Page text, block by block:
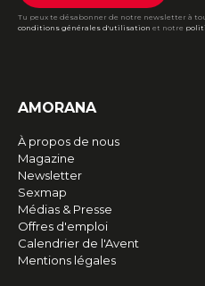
Tu peux te désabonner de notre newsletter à
conditions générales d'utilisation et notre
AMORANA
À propos de nous
Magazine
Newsletter
Sexmap
Médias & Presse
Offres d'emploi
Calendrier de l'Avent
Mentions légales